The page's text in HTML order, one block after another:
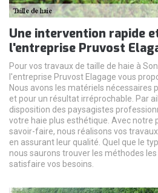
Une intervention rapide
l'entreprise Pruvost
Pour vos travaux de taille de haie à
l'entreprise Pruvost Elagage vous
Nous avons les matériels nécessaires
et pour un résultat irréprochable. Par
disposition des paysagistes
votre haie plus esthétique. Avec notre
savoir-faire, nous réalisons vos
en assurant leur qualité. Quel que le
nous saurons trouver les méthodes
satisfaire vos besoins.